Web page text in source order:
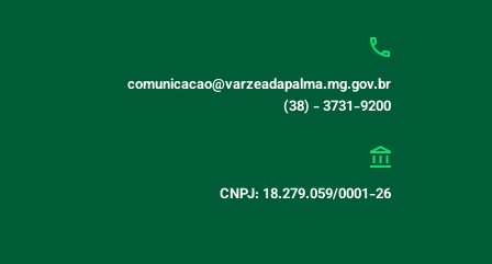
comunicacao@varzeadapalma.mg.gov.br
(38) - 3731-9200
CNPJ: 18.279.059/0001-26